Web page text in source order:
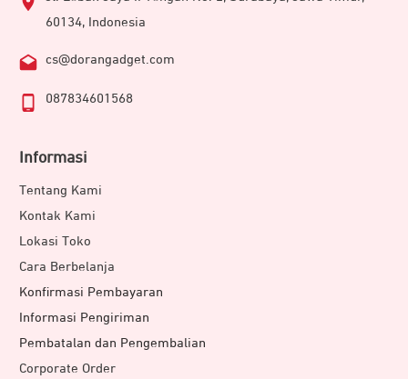
60134, Indonesia
cs@dorangadget.com
087834601568
Informasi
Tentang Kami
Kontak Kami
Lokasi Toko
Cara Berbelanja
Konfirmasi Pembayaran
Informasi Pengiriman
Pembatalan dan Pengembalian
Corporate Order